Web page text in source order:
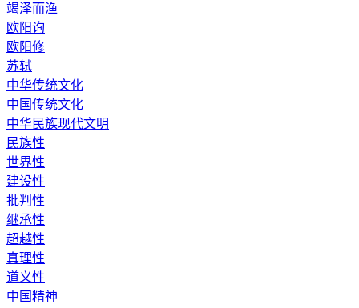
竭泽而渔
欧阳询
欧阳修
苏轼
中华传统文化
中国传统文化
中华民族现代文明
民族性
世界性
建设性
批判性
继承性
超越性
真理性
道义性
中国精神